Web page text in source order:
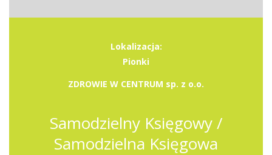
Lokalizacja:
Pionki
ZDROWIE W CENTRUM sp. z o.o.
Samodzielny Księgowy /
Samodzielna Księgowa